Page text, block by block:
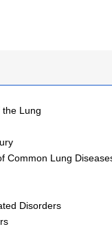
the Lung
Common Lung
Disorders